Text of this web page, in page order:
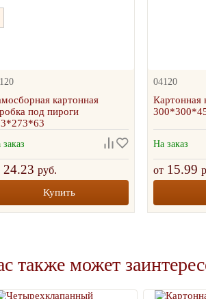
картонная
под пироги
24.23 руб.
Купить
04120
Картонная
На заказ
от 15.99
также может